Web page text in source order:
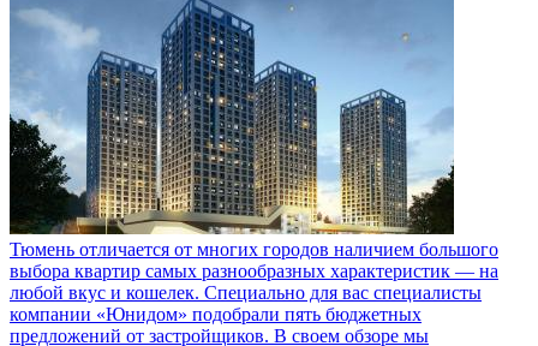
Тюмень отличается от многих городов наличием большого
выбора квартир самых разнообразных характеристик — на
любой вкус и кошелек. Специально для вас специалисты
компании «Юнидом» подобрали пять бюджетных
предложений от застройщиков. В своем обзоре мы